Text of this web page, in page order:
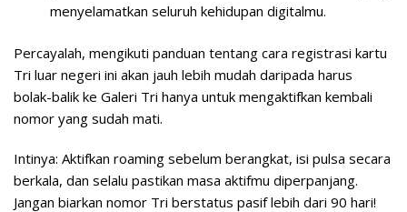
menyelamatkan seluruh kehidupan digitalmu.
Percayalah, mengikuti panduan tentang cara registrasi kartu
Tri luar negeri ini akan jauh lebih mudah daripada harus
bolak-balik ke Galeri Tri hanya untuk mengaktifkan kembali
nomor yang sudah mati.
Intinya: Aktifkan roaming sebelum berangkat, isi pulsa secara
berkala, dan selalu pastikan masa aktifmu diperpanjang.
Jangan biarkan nomor Tri berstatus pasif lebih dari 90 hari!